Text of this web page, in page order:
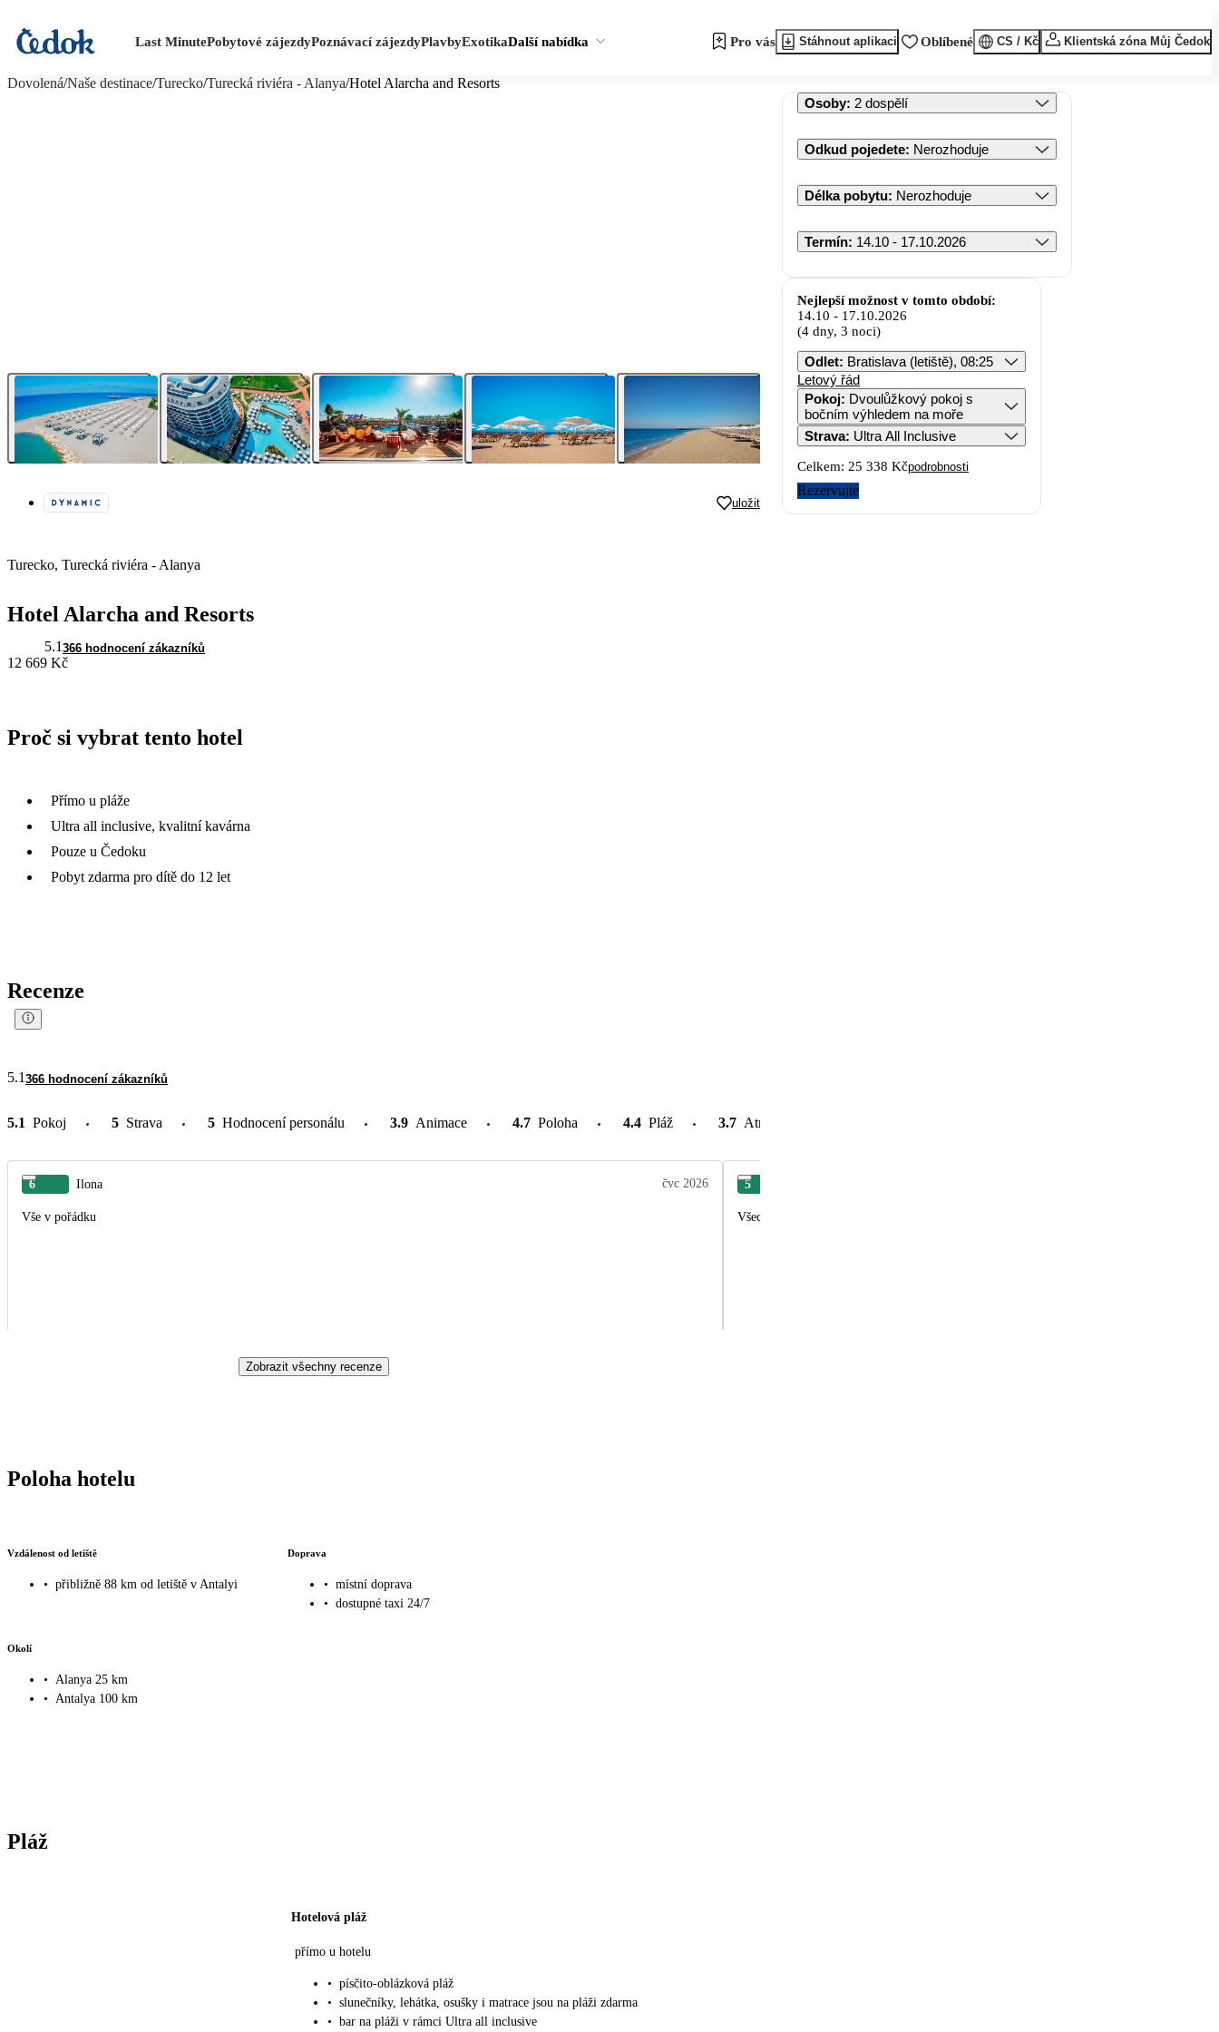
Last MinutePobytové zájezdyPoznávací zájezdyPlavbyExotikaDalší nabídka Pro vás Stáhnout aplikaci Oblíbené CS / Kč Klientská zóna Můj Čedok
Dovolená/Naše destinace/Turecko/Turecká riviéra - Alanya/Hotel Alarcha and Resorts
uložit
Turecko, Turecká riviéra - Alanya
Hotel Alarcha and Resorts
5.1 366 hodnocení zákazníků
12 669 Kč
Proč si vybrat tento hotel
Přímo u pláže
Ultra all inclusive, kvalitní kavárna
Pouze u Čedoku
Pobyt zdarma pro dítě do 12 let
Recenze
5.1 366 hodnocení zákazníků
5.1 Pokoj 5 Strava 5 Hodnocení personálu 3.9 Animace 4.7 Poloha 4.4 Pláž 3.7 Atrakce v okolí
6 Ilona čvc 2026
Vše v pořádku
5
Všechno bylo v pořádku, akorát skoro denně bylo jídlo studené
Zobrazit všechny recenze
Poloha hotelu
Vzdálenost od letiště
• přibližně 88 km od letiště v Antalyi
Doprava
• místní doprava
• dostupné taxi 24/7
Okolí
• Alanya 25 km
• Antalya 100 km
Pláž
Hotelová pláž
přímo u hotelu
• písčito-oblázková pláž
• slunečníky, lehátka, osušky i matrace jsou na pláži zdarma
• bar na pláži v rámci Ultra all inclusive
Osoby: 2 dospělí
Odkud pojedete: Nerozhoduje
Délka pobytu: Nerozhoduje
Termín: 14.10 - 17.10.2026
Nejlepší možnost v tomto období:
14.10 - 17.10.2026
(4 dny, 3 noci)
Odlet: Bratislava (letiště), 08:25
Letový řád
Pokoj: Dvoulůžkový pokoj s
bočním výhledem na moře
Strava: Ultra All Inclusive
Celkem: 25 338 Kčpodrobnosti
Rezervujte